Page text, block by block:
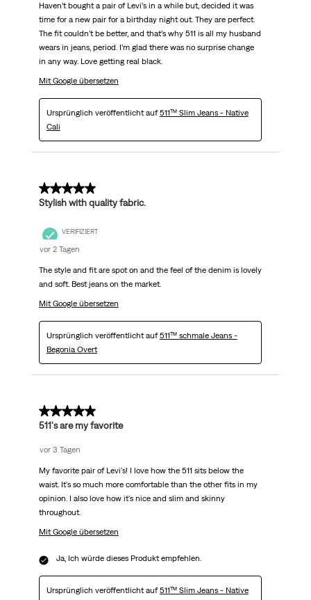
Haven’t bought a pair of Levi’s in a while but, decided it was
time for a new pair for a birthday night out. They are perfect.
The fit couldn’t be better, and that’s why 511 is all my husband
wears in jeans, period. I’m glad there was no surprise change
in any way. Love getting real black.
Mit Google übersetzen
Ursprünglich veröffentlicht auf511™ Slim Jeans - Native
Cali
5 von 5 Sternen.
Stylish with quality fabric.
VERIFIZIERT
vor 2 Tagen
The style and fit are spot on and the feel of the denim is lovely
and soft. Best jeans on the market.
Mit Google übersetzen
Ursprünglich veröffentlicht auf511™ schmale Jeans -
Begonia Overt
5 von 5 Sternen.
511's are my favorite
vor 3 Tagen
My favorite pair of Levi's! I love how the 511 sits below the
waist. It's so much more comfortable than the other fits in my
opinion. I also love how it's nice and slim and skinny
throughout.
Mit Google übersetzen
Ja, Ich würde dieses Produkt empfehlen.
Ursprünglich veröffentlicht auf511™ Slim Jeans - Native